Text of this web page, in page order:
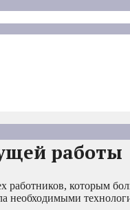
работы
работников, которым
необходимыми